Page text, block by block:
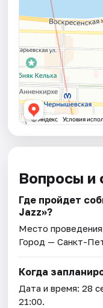
Вопросы и
Где пройдет
Jazz»?
Место
Город — Санкт-
Когда
Дата и время:28
21:00.